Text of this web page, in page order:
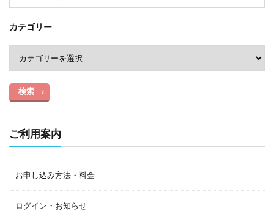
カテゴリー
検索
ご利用案内
お申し込み方法・料金
ログイン・お知らせ